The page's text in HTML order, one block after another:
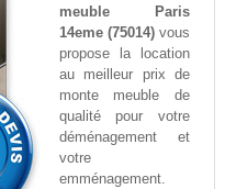
meuble Paris
14eme (75014) vous
propose la location
au meilleur prix de
monte meuble de
qualité pour votre
déménagement et
votre
emménagement.